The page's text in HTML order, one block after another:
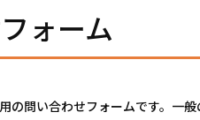
ォーム
の問い合わせフォームです。一般